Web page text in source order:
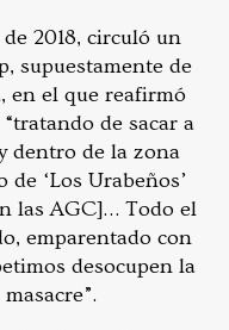
2018, circuló un
supuestamente de
en el que reafirmó
de sacar a
dentro de la zona
‘Los Urabeños’
las AGC]… Todo el
emparentado con
desocupen la